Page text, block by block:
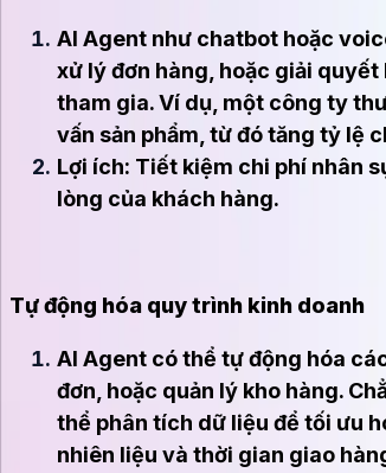
AI Agent như chatbot hoặc
xử lý đơn hàng, hoặc giải
tham gia. Ví dụ, một công ty
vấn sản phẩm, từ đó tăng tỷ lệ
Lợi ích: Tiết kiệm chi phí nhân
lòng của khách hàng.
Tự động hóa quy trình kinh doanh
AI Agent có thể tự động hóa
đơn, hoặc quản lý kho hàng.
thể phân tích dữ liệu để tối ưu
nhiên liệu và thời gian giao